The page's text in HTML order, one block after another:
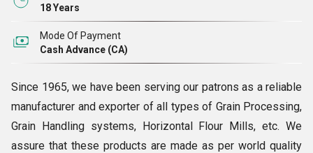
18 Years
Mode Of Payment
Cash Advance (CA)
Since 1965, we have been serving our patrons as a reliable
manufacturer and exporter of all types of Grain Processing,
Grain Handling systems, Horizontal Flour Mills, etc. We
assure that these products are made as per world quality